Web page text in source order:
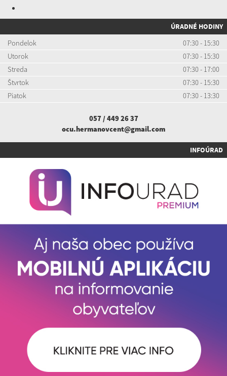
ÚRADNÉ HODINY
Pondelok
07:30 - 15:30
Utorok
07:30 - 15:30
Streda
07:30 - 17:00
Štvrtok
07:30 - 15:30
Piatok
07:30 - 13:30
057 / 449 26 37
ocu.hermanovcent@gmail.com
INFOÚRAD